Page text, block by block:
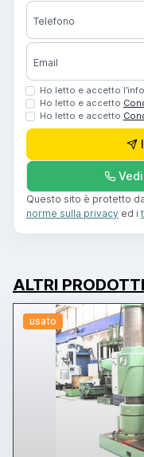
Telefono
Email
Ho letto e accetto
Ho letto e accetto
Ho letto e accetto
Questo sito è protetto
norme sulla privacy ed i
ALTRI
usato